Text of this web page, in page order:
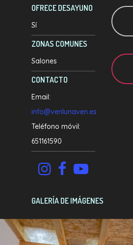
OFRECE DESAYUNO
Sí
ZONAS COMUNES
Salones
CONTACTO
Email:
info@venlunaven.es
Teléfono móvil:
651161590
GALERÍA DE IMÁGENES